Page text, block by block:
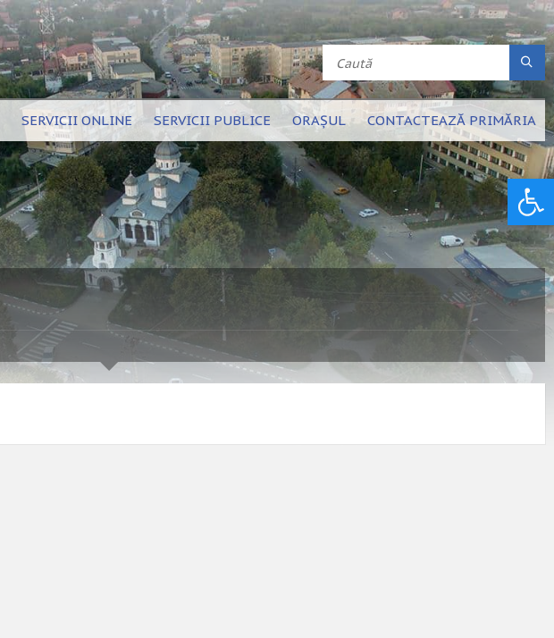
SERVICII ONLINE SERVICII PUBLICE ORAȘUL CONTACTEAZĂ PRIMĂRIA
Deschide bara de unelte